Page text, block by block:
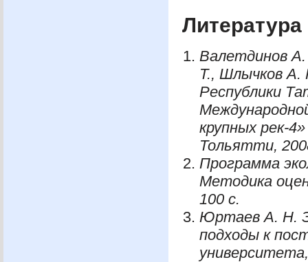
Литература
Валетдинов
Т., Шлычков А.
Республики
крупных рек-
Тольятти,
Программа
Методика
100 с.
Юртаев А. Н.
подходы к